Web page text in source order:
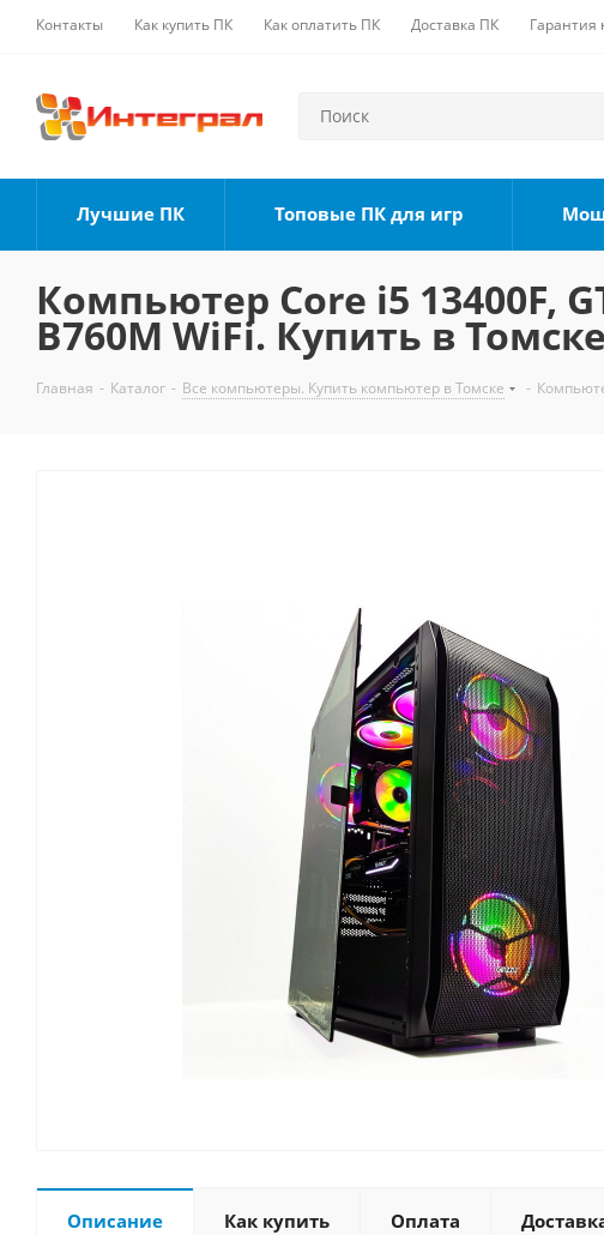
Контакты Как купить ПК Как оплатить ПК Доставка ПК Гарантия
Лучшие ПК Топовые ПК для игр
Компьютер Core i5 13400F,
B760M WiFi. Купить в Томске
Главная - Каталог - Все компьютеры. Купить компьютер в Томске -
Описание Как купить Оплата